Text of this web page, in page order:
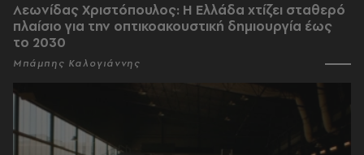
Λεωνίδας Χριστόπουλος: Η Ελλάδα χτίζει σταθερό
πλαίσιο για την οπτικοακουστική δημιουργία έως
το 2030
Μπάμπης Καλογιάννης